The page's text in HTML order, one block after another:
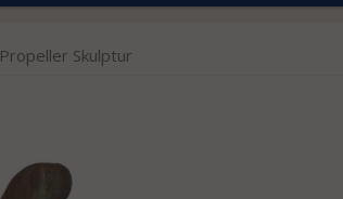
Propeller Skulptur